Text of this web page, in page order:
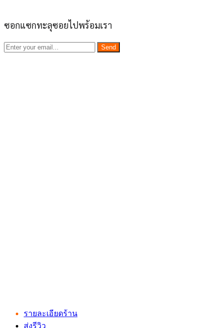
ซอกแซกทะลุซอยไปพร้อมเรา
Send
รายละเอียดร้าน
ส่งรีวิว